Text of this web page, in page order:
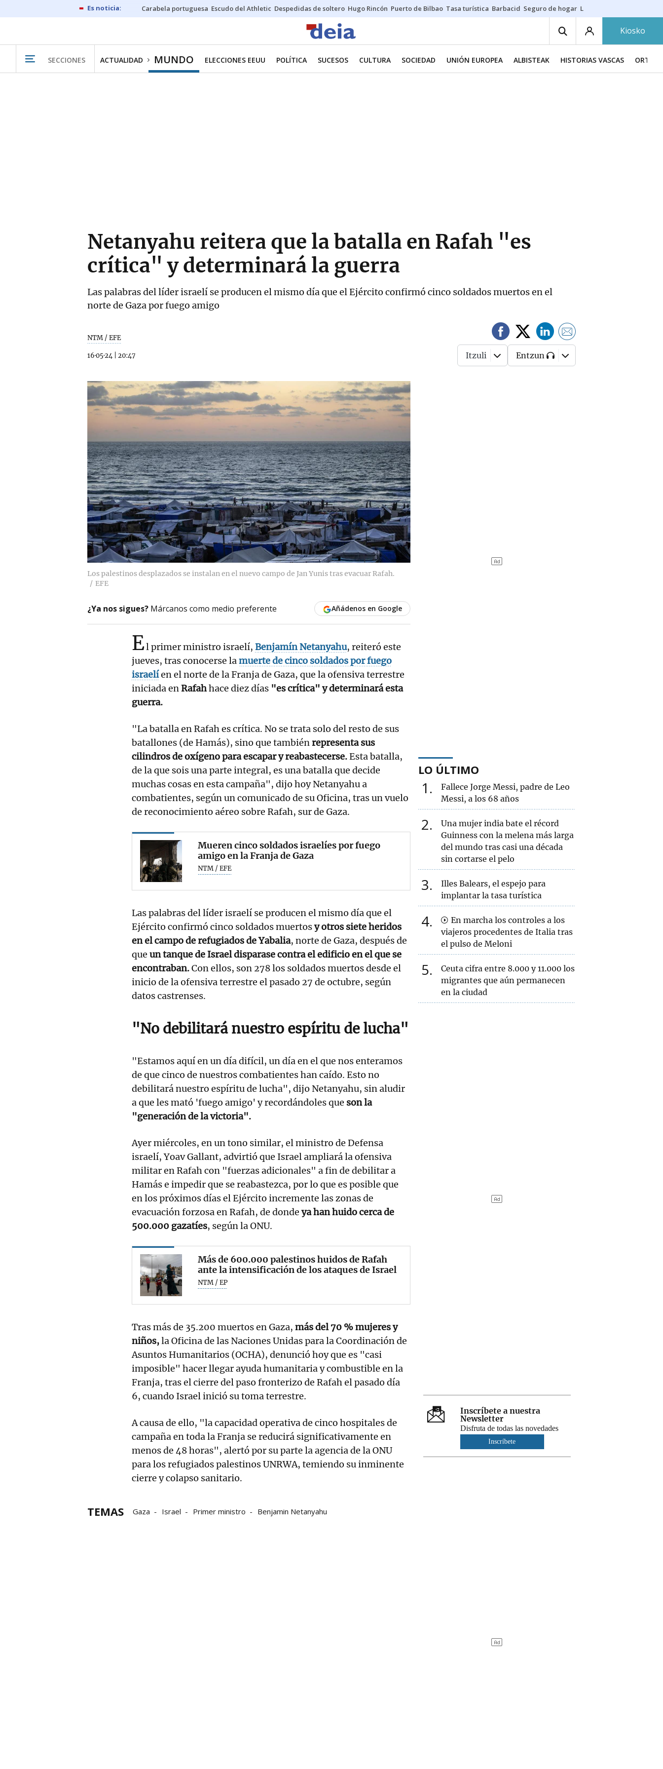
Carabela portuguesa Escudo del Athletic Despedidas de soltero Hugo Rincón Puerto de Bilbao Tasa turística Barbacid Seguro de hogar Lío Athletic-Osasuna
Kiosko
SECCIONES ACTUALIDAD MUNDO ELECCIONES EEUU POLÍTICA SUCESOS CULTURA SOCIEDAD UNIÓN EUROPEA ALBISTEAK HISTORIAS VASCAS
Netanyahu reitera que la batalla en Rafah "es
crítica" y determinará la guerra
Las palabras del líder israelí se producen el mismo día que el Ejército confirmó cinco soldados muertos en el
norte de Gaza por fuego amigo
NTM / EFE
16·05·24 20:47 Itzuli Entzun
Los palestinos desplazados se instalan en el nuevo campo de Jan Yunis tras evacuar Rafah.
EFE
¿Ya nos sigues? Márcanos como medio preferente Añádenos en Google
El primer ministro israelí, Benjamín Netanyahu, reiteró este
jueves, tras conocerse lamuerte de cinco soldados por fuego
israelíen el norte de la Franja de Gaza, que la ofensiva terrestre
iniciada enRafahhace diez días "es crítica" y determinará esta
guerra.
"La batalla en Rafah es crítica. No se trata solo del resto de sus
batallones (de Hamás), sino que tambiénrepresenta sus
cilindros de oxígeno para escapar y reabastecerse.Esta batalla,
de la que sois una parte integral, es una batalla que decide
muchas cosas en esta campaña", dijo hoy Netanyahu a
combatientes, según un comunicado de su Oficina, tras un vuelo
de reconocimiento aéreo sobre Rafah, sur de Gaza.
Mueren cinco soldados israelíes por fuego
amigo en la Franja de Gaza
NTM / EFE
Las palabras del líder israelí se producen el mismo día que el
Ejército confirmó cinco soldados muertosy otros siete heridos
en el campo de refugiados de Yabalia, norte de Gaza, después de
que un tanque de Israel disparase contra el edificio en el que se
encontraban.Con ellos, son 278 los soldados muertos desde el
inicio de la ofensiva terrestre el pasado 27 de octubre, según
datos castrenses.
"No debilitará nuestro espíritu de lucha"
"Estamos aquí en un día difícil, un día en el que nos enteramos
de que cinco de nuestros combatientes han caído. Esto no
debilitará nuestro espíritu de lucha", dijo Netanyahu, sin aludir
a que les mató 'fuego amigo' y recordándoles que son la
"generación de la victoria".
Ayer miércoles, en un tono similar, el ministro de Defensa
israelí, Yoav Gallant, advirtió que Israel ampliará la ofensiva
militar en Rafah con "fuerzas adicionales" a fin de debilitar a
Hamás e impedir que se reabastezca, por lo que es posible que
en los próximos días el Ejército incremente las zonas de
evacuación forzosa en Rafah, de donde ya han huido cerca de
500.000 gazatíes, según la ONU.
Más de 600.000 palestinos huidos de Rafah
ante la intensificación de los ataques de Israel
NTM / EP
Tras más de 35.200 muertos en Gaza, más del 70 % mujeres y
niños,la Oficina de las Naciones Unidas para la Coordinación de
Asuntos Humanitarios (OCHA), denunció hoy que es "casi
imposible" hacer llegar ayuda humanitaria y combustible en la
Franja, tras el cierre del paso fronterizo de Rafah el pasado día
6, cuando Israel inició su toma terrestre.
A causa de ello, "la capacidad operativa de cinco hospitales de
campaña en toda la Franja se reducirá significativamente en
menos de 48 horas", alertó por su parte la agencia de la ONU
para los refugiados palestinos UNRWA, temiendo su inminente
cierre y colapso sanitario.
TEMAS Gaza Israel Primer ministro Benjamin Netanyahu
LO ÚLTIMO
1
Fallece Jorge Messi, padre de Leo
Messi, a los 68 años
2
Una mujer india bate el récord
Guinness con la melena más larga
del mundo tras casi una década
sin cortarse el pelo
3
Illes Balears, el espejo para
implantar la tasa turística
4
En marcha los controles a los
viajeros procedentes de Italia tras
el pulso de Meloni
5
Ceuta cifra entre 8.000 y 11.000 los
migrantes que aún permanecen
en la ciudad
Inscríbete a nuestra
Newsletter
Disfruta de todas las novedades
Inscríbete